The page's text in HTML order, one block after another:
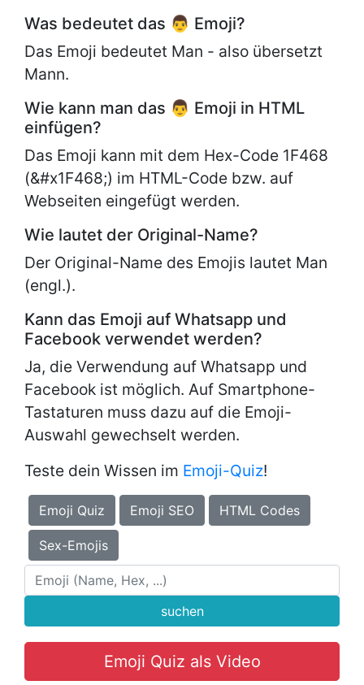
Was bedeutet das 👨 Emoji?
Das Emoji bedeutet Man - also übersetzt
Mann.
Wie kann man das 👨 Emoji in HTML
einfügen?
Das Emoji kann mit dem Hex-Code 1F468
(&#x1F468;) im HTML-Code bzw. auf
Webseiten eingefügt werden.
Wie lautet der Original-Name?
Der Original-Name des Emojis lautet Man
(engl.).
Kann das Emoji auf Whatsapp und
Facebook verwendet werden?
Ja, die Verwendung auf Whatsapp und
Facebook ist möglich. Auf Smartphone-
Tastaturen muss dazu auf die Emoji-
Auswahl gewechselt werden.
Teste dein Wissen im Emoji-Quiz!
Emoji Quiz Emoji SEO HTML Codes
Sex-Emojis
suchen
Emoji Quiz als Video